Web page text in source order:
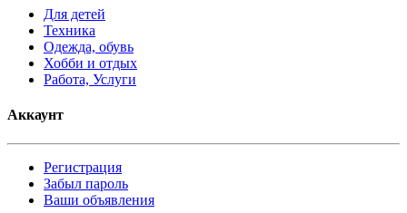
Для детей
Техника
Одежда, обувь
Хобби и отдых
Работа, Услуги
Аккаунт
Регистрация
Забыл пароль
Ваши объявления